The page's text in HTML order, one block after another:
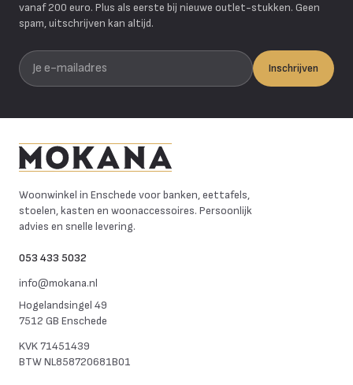
vanaf 200 euro. Plus als eerste bij nieuwe outlet-stukken. Geen
spam, uitschrijven kan altijd.
Je e-mailadres
Inschrijven
Woonwinkel in Enschede voor banken, eettafels,
stoelen, kasten en woonaccessoires. Persoonlijk
advies en snelle levering.
053 433 5032
info@mokana.nl
Hogelandsingel 49
7512 GB Enschede
KVK71451439
BTWNL858720681B01